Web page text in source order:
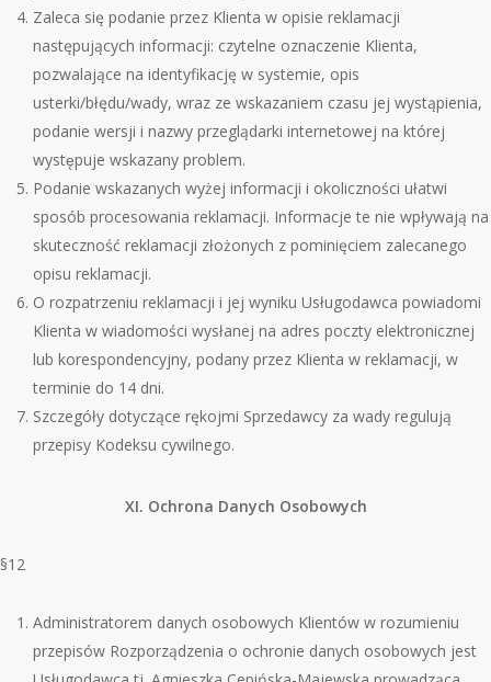
Zaleca się podanie przez Klienta w opisie reklamacji
następujących informacji: czytelne oznaczenie Klienta,
pozwalające na identyfikację w systemie, opis
usterki/błędu/wady, wraz ze wskazaniem czasu jej wystąpienia,
podanie wersji i nazwy przeglądarki internetowej na której
występuje wskazany problem.
Podanie wskazanych wyżej informacji i okoliczności ułatwi
sposób procesowania reklamacji. Informacje te nie wpływają na
skuteczność reklamacji złożonych z pominięciem zalecanego
opisu reklamacji.
O rozpatrzeniu reklamacji i jej wyniku Usługodawca powiadomi
Klienta w wiadomości wysłanej na adres poczty elektronicznej
lub korespondencyjny, podany przez Klienta w reklamacji, w
terminie do 14 dni.
Szczegóły dotyczące rękojmi Sprzedawcy za wady regulują
przepisy Kodeksu cywilnego.
XI. Ochrona Danych Osobowych
§12
Administratorem danych osobowych Klientów w rozumieniu
przepisów Rozporządzenia o ochronie danych osobowych jest